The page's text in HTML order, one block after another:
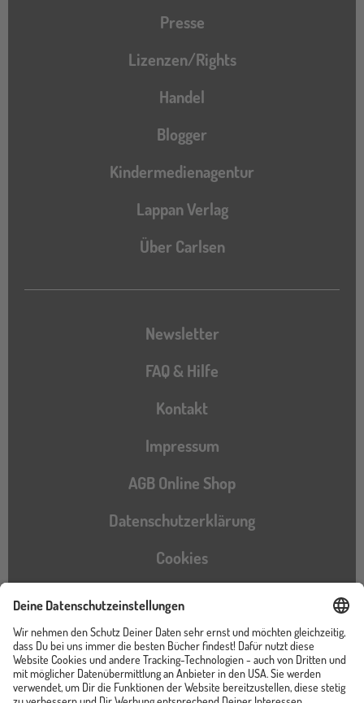
Presse
Lizenzen/Rights
Handel
Blogger
Kindermedienagentur
Lappan Verlag
Über Carlsen
Newsletter
FAQ & Hilfe
Kontakt
Impressum
AGB Online Shop
Datenschutzerklärung
Cookies
Barrierefreiheitserklärung
Instagram
TikTokPinterestYouTubeFacebook